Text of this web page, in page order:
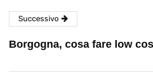
Successivo
Borgogna, cosa fare low